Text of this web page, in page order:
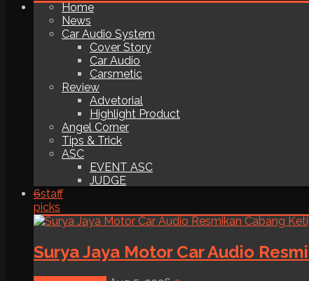
Home
News
Car Audio System
Cover Story
Car Audio
Carsmetic
Review
Advetorial
Highlight Product
Angel Corner
Tips & Trick
ASC
EVENT ASC
JUDGE
6staff
picks
Surya Jaya Motor Car Audio